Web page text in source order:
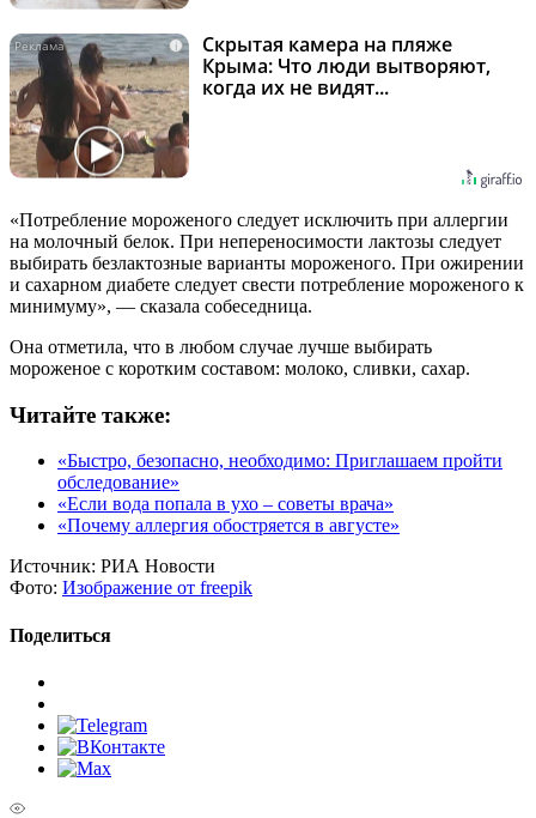
i
Скрытая камера на пляже
Крыма: Что люди вытворяют,
когда их не видят...
«Потребление мороженого следует исключить при аллергии
на молочный белок. При непереносимости лактозы следует
выбирать безлактозные варианты мороженого. При ожирении
и сахарном диабете следует свести потребление мороженого к
минимуму», — сказала собеседница.
Она отметила, что в любом случае лучше выбирать
мороженое с коротким составом: молоко, сливки, сахар.
Читайте также:
«Быстро, безопасно, необходимо: Приглашаем пройти
обследование»
«Если вода попала в ухо – советы врача»
«Почему аллергия обостряется в августе»
Источник: РИА Новости
Фото: Изображение от freepik
Поделиться